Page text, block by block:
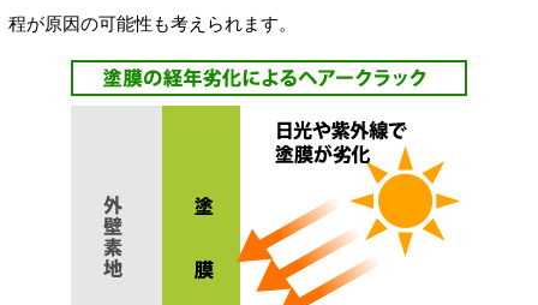
程が原因の可能性も考えられます。